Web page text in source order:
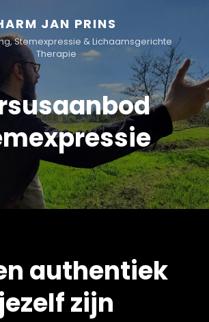
JAN PRINS
Stemexpressie & Lichaamsgerichte
Therapie
authentiek
jezelf zijn